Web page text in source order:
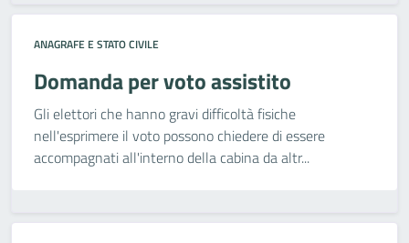
ANAGRAFE E STATO CIVILE
Domanda per voto assistito
Gli elettori che hanno gravi difficoltà fisiche
nell'esprimere il voto possono chiedere di essere
accompagnati all'interno della cabina da altr...